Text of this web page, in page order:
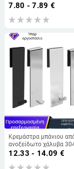
διάτρηση, για κουζίνα
7.80 - 7.89 €
Κρεμάστρα μπάνιου
ανοξείδωτο χάλυβα
γυάλινη πόρτα, πίσω
χωρίς διάτρηση,
μεταλλικό άγκιστρο,
12.33 - 14.09 €